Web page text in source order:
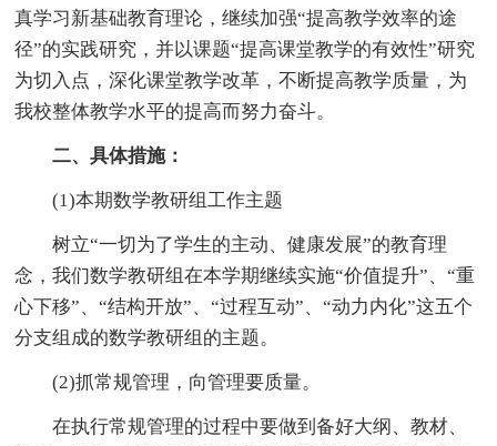
真学习新基础教育理论，继续加强“提高教学效率的途
径”的实践研究，并以课题“提高课堂教学的有效性”研究
为切入点，深化课堂教学改革，不断提高教学质量，为
我校整体教学水平的提高而努力奋斗。
二、具体措施：
(1)本期数学教研组工作主题
树立“一切为了学生的主动、健康发展”的教育理
念，我们数学教研组在本学期继续实施“价值提升”、“重
心下移”、“结构开放”、“过程互动”、“动力内化”这五个
分支组成的数学教研组的主题。
(2)抓常规管理，向管理要质量。
在执行常规管理的过程中要做到备好大纲、教材、